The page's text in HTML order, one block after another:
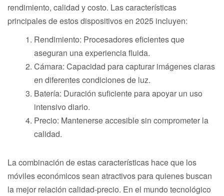
rendimiento, calidad y costo. Las características
principales de estos dispositivos en 2025 incluyen:
Rendimiento: Procesadores eficientes que
aseguran una experiencia fluida.
Cámara: Capacidad para capturar imágenes claras
en diferentes condiciones de luz.
Batería: Duración suficiente para apoyar un uso
intensivo diario.
Precio: Mantenerse accesible sin comprometer la
calidad.
La combinación de estas características hace que los
móviles económicos sean atractivos para quienes buscan
la mejor relación calidad-precio. En el mundo tecnológico